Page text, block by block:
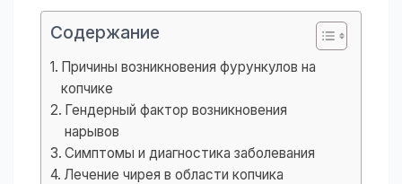
Содержание
Причины возникновения фурункулов на
копчике
Гендерный фактор возникновения
нарывов
Симптомы и диагностика заболевания
Лечение чирея в области копчика